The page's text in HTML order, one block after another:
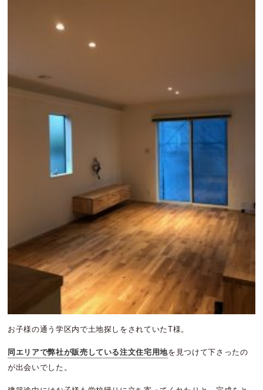
お子様の通う学区内で土地探しをされていたT様。
同エリアで弊社が販売している注文住宅用地を見つけて下さったの
が出会いでした。